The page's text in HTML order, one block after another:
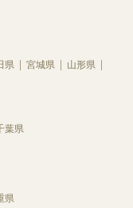
県 宮城県
山形県
葉県
県